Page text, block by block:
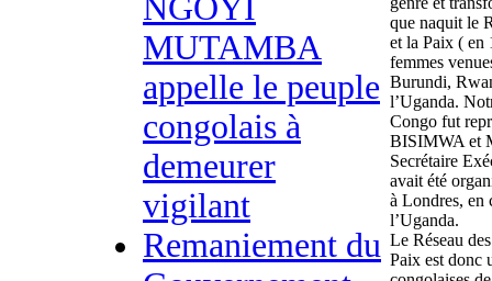
NGOYI
MUTAMBA
appelle le peuple
congolais à
demeurer
vigilant
Remaniement du
que naquit le
et la Paix ( en
femmes
Burundi,
l’Uganda.
Congo fut
BISIMWA et
Secrétaire
avait été
à Londres, en
l’Uganda.
Le Réseau
Paix est donc